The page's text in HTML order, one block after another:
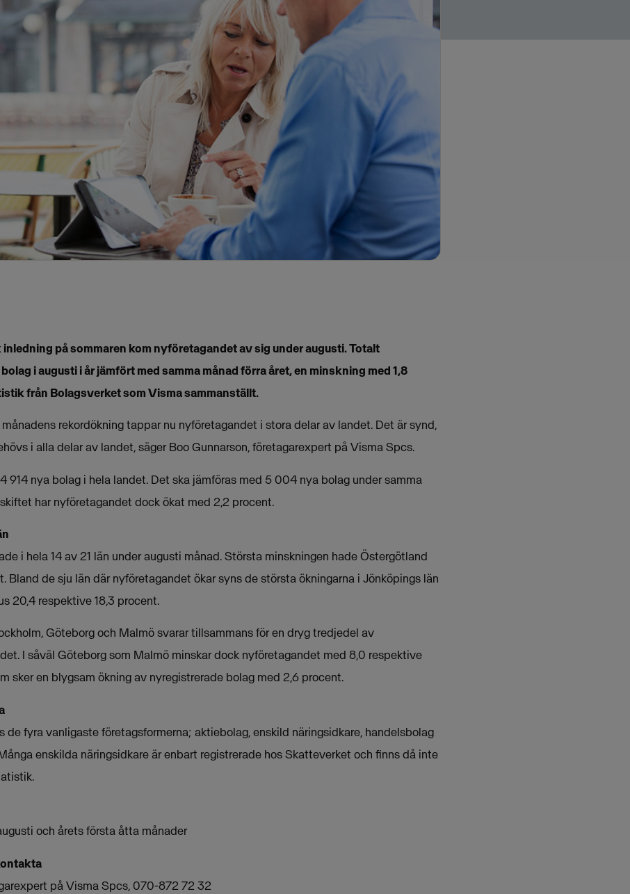
på sommaren kom nyföretagandet av sig under augusti. Totalt
i augusti i år jämfört med samma månad förra året, en minskning med 1,8
från Bolagsverket som Visma sammanställt.
rekordökning tappar nu nyföretagandet i stora delar av landet. Det är synd,
i alla delar av landet, säger Boo Gunnarson, företagarexpert på Visma Spcs.
914 nya bolag i hela landet. Det ska jämföras med 5 004 nya bolag under samma
har nyföretagandet dock ökat med 2,2 procent.
i hela 14 av 21 län under augusti månad. Största minskningen hade Östergötland
Bland de sju län där nyföretagandet ökar syns de största ökningarna i Jönköpings län
20,4 respektive 18,3 procent.
Göteborg och Malmö svarar tillsammans för en dryg tredjedel av
I såväl Göteborg som Malmö minskar dock nyföretagandet med 8,0 respektive
sker en blygsam ökning av nyregistrerade bolag med 2,6 procent.
de fyra vanligaste företagsformerna; aktiebolag, enskild näringsidkare, handelsbolag
enskilda näringsidkare är enbart registrerade hos Skatteverket och finns då inte
och årets första åtta månader
på Visma Spcs, 070-872 72 32